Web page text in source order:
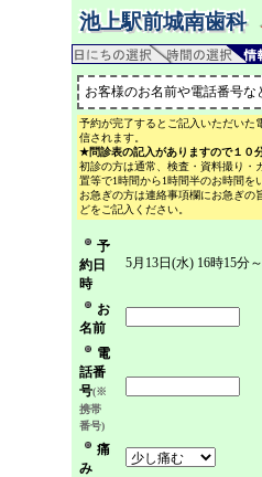
池上駅前城南歯科
お客様のお名前や電話番号な
予約が完了するとご記入いただいた
信されます。
★問診表の記入がありますので１０
初診の方は通常、検査・資料撮り・
置等で1時間から1時間半のお時間を
お急ぎの方は連絡事項欄にお急ぎの
どをご記入ください。
予
約日
時
5月13日(水) 16時15分～
お
名前
電
話番
号(※
携帯
番号)
痛
み